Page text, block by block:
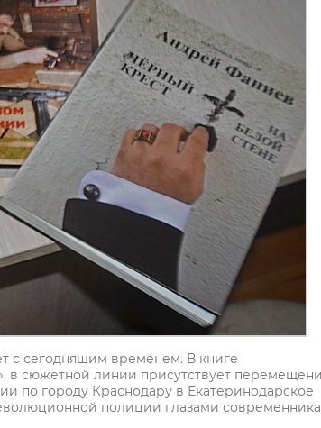
с сегодняшим временем. В книге
в сюжетной линии присутствует
по городу Краснодару в Екатеринодарское
полиции глазами